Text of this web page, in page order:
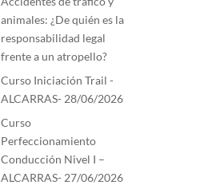
animales: ¿De quién es la
responsabilidad legal
frente a un atropello?
Curso Iniciación Trail -
ALCARRAS- 28/06/2026
Curso
Perfeccionamiento
Conducción Nivel I –
ALCARRAS- 27/06/2026